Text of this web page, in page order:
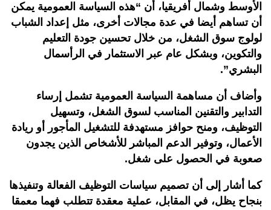
الأوسط وشمال أفريقيا، أن “هذه السياسة العمومية يمكن
أن تساهم أيضا في عدة مجالات أخرى، مثل إعداد الشباب
لولوج سوق الشغل، من خلال تحسين جودة التعليم
والتكوين، وبشكل عام عبر الاستثمار في الرأسمال
البشري”.
وأضاف أن مساهمة السياسة العمومية تشمل إرساء
التدابير والتقنين المناسب لسوق الشغل، وتسهيل
التوظيف، ومنح حوافز مستهدفة للتشغيل المأجور أو ريادة
الأعمال، وتوفير الدعم المباشر للأشخاص الذين يجدون
صعوبة في الحصول على شغل.
كما أشار إلى أن تصميم سياسات التوظيف الفعالة وتنفيذها
بنجاح يظل، في المقابل، عملية معقدة تتطلب فهما معمقا